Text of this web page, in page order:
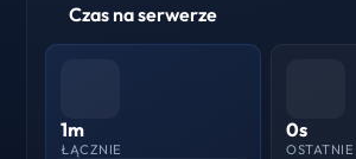
Czas na serwerze
1m
ŁĄCZNIE
0s
OSTATNIE